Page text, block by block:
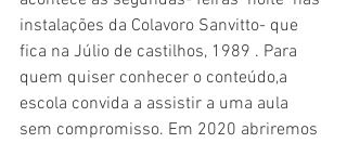
instalações da Colavoro Sanvitto- que
fica na Júlio de castilhos, 1989 . Para
quem quiser conhecer o conteúdo,a
escola convida a assistir a uma aula
sem compromisso. Em 2020 abriremos